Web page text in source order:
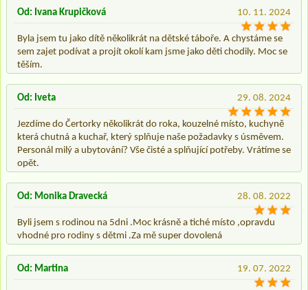
10. 11. 2024
Od: Ivana Krupičková
Byla jsem tu jako dítě několikrát na dětské táboře. A chystáme se
sem zajet podívat a projít okolí kam jsme jako děti chodily. Moc se
těším.
29. 08. 2024
Od: Iveta
Jezdíme do Čertorky několikrát do roka, kouzelné místo, kuchyně
která chutná a kuchař, který splňuje naše požadavky s úsměvem.
Personál milý a ubytování? Vše čisté a splňující potřeby. Vrátíme se
opět.
28. 08. 2022
Od: Monika Dravecká
Byli jsem s rodinou na 5dni .Moc krásně a tiché místo ,opravdu
vhodné pro rodiny s dětmi .Za mě super dovolená
19. 07. 2022
Od: Martina